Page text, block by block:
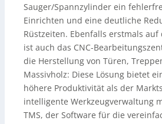
Sauger/Spannzylinder ein
Einrichten und eine deutliche
Rüstzeiten. Ebenfalls erstmals auf
ist auch das CNC-
die Herstellung von Türen,
Massivholz: Diese Lösung bietet
höhere Produktivität als der
intelligente Werkzeugverwaltung
TMS, der Software für die